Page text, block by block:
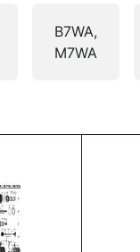
B7WA,
M7WA